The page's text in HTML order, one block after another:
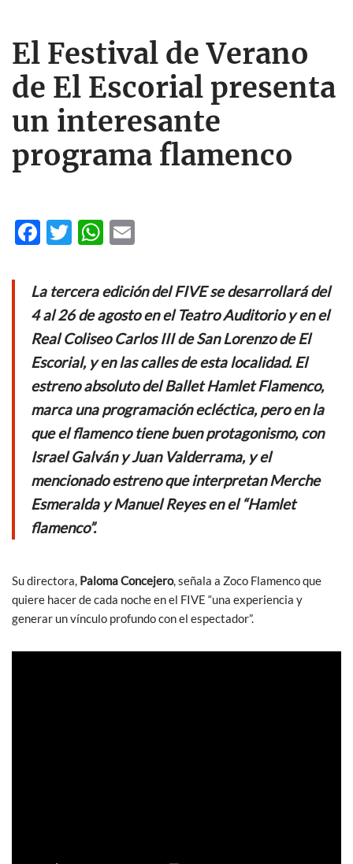
El Festival de Verano
de El Escorial presenta
un interesante
programa flamenco
F
e
b
o
o
k
T
itt
er
W
at
s
A
p
p
ail
La tercera edición del FIVE se desarrollará del
4 al 26 de agosto en el Teatro Auditorio y en el
Real Coliseo Carlos III de San Lorenzo de El
Escorial, y en las calles de esta localidad. El
estreno absoluto del Ballet Hamlet Flamenco,
marca una programación ecléctica, pero en la
que el flamenco tiene buen protagonismo, con
Israel Galván y Juan Valderrama, y el
mencionado estreno que interpretan Merche
Esmeralda y Manuel Reyes en el “Hamlet
flamenco”.
Su directora, Paloma Concejero, señala a Zoco Flamenco que
quiere hacer de cada noche en el FIVE “una experiencia y
generar un vínculo profundo con el espectador”.